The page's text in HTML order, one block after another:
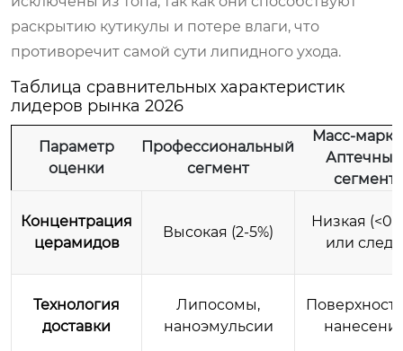
раскрытию кутикулы и потере влаги, что
противоречит самой сути липидного ухода.
Таблица сравнительных характеристик
лидеров рынка 2026
Параметр
оценки
Профессиональный
сегмент
Масс-
Аптечный
сегмент
Концентрация
церамидов
Высокая (2-5%)
Низкая
или
Технология
доставки
Липосомы,
наноэмульсии